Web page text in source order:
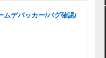
ムデバッカー/バグ確認/